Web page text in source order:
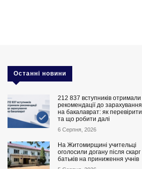
Останні новини
212 837 вступників отримали
рекомендації до зарахування
на бакалаврат: як перевірити
та що робити далі
6 Серпня, 2026
На Житомирщині учительці
оголосили догану після скарг
батьків на приниження учнів